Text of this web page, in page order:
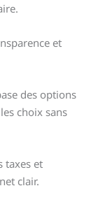
et
des options
choix sans
taxes et
clair.